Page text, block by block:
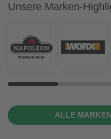
Unsere Marken-
ALLE